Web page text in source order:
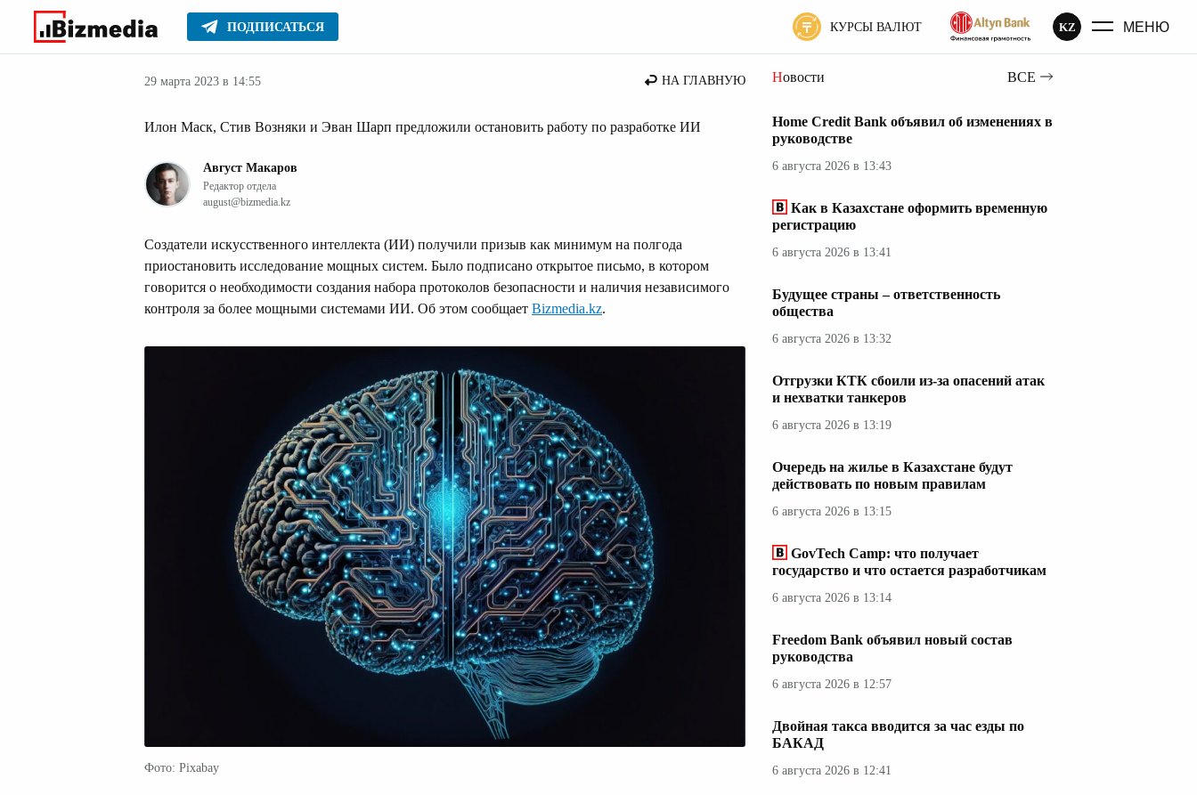
ПОДПИСАТЬСЯ КУРСЫ ВАЛЮТ KZ МЕНЮ
Главное Новости Мировые новости
29 марта 2023 в 14:55 НА ГЛАВНУЮ
Илон Маск, Стив Возняки и Эван Шарп предложили остановить работу по разработке ИИ
Август Макаров
Редактор отдела
august@bizmedia.kz
Создатели искусственного интеллекта (ИИ) получили призыв как минимум на полгода
приостановить исследование мощных систем. Было подписано открытое письмо, в котором
говорится о необходимости создания набора протоколов безопасности и наличия независимого
контроля за более мощными системами ИИ. Об этом сообщает Bizmedia.kz.
Фото: Pixabay
Новости ВСЕ
Home Credit Bank объявил об изменениях в
руководстве
6 августа 2026 в 13:43
Как в Казахстане оформить временную
регистрацию
6 августа 2026 в 13:41
Будущее страны – ответственность
общества
6 августа 2026 в 13:32
Отгрузки КТК сбоили из-за опасений атак
и нехватки танкеров
6 августа 2026 в 13:19
Очередь на жилье в Казахстане будут
действовать по новым правилам
6 августа 2026 в 13:15
GovTech Camp: что получает
государство и что остается разработчикам
6 августа 2026 в 13:14
Freedom Bank объявил новый состав
руководства
6 августа 2026 в 12:57
Двойная такса вводится за час езды по
БАКАД
6 августа 2026 в 12:41